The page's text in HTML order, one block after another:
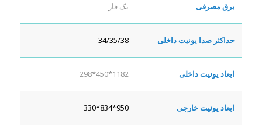
برق مصرفی تک فاز
حداکثر صدا یونیت داخلی 34/35/38
ابعاد یونیت داخلی 1182*450*298
ابعاد یونیت خارجی 950*834*330